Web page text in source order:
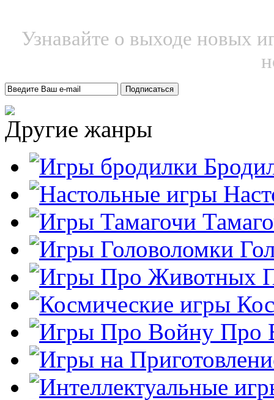
Узнавайте о выходе новых
Другие жанры
Про